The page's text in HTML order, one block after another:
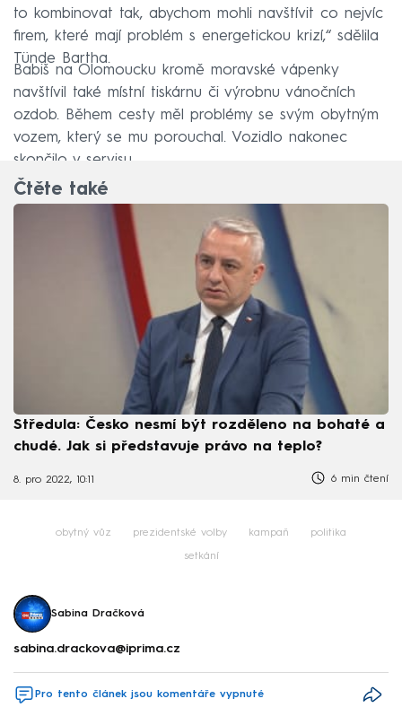
to kombinovat tak, abychom mohli navštívit co nejvíc
firem, které mají problém s energetickou krizí,“ sdělila
Tünde Bartha.
Babiš na Olomoucku kromě moravské vápenky
navštívil také místní tiskárnu či výrobnu vánočních
ozdob. Během cesty měl problémy se svým obytným
vozem, který se mu porouchal. Vozidlo nakonec
skončilo v servisu.
Čtěte také
Středula: Česko nesmí být rozděleno na bohaté a
chudé. Jak si představuje právo na teplo?
8. pro 2022, 10:11 6 min čtení
obytný vůz prezidentské volby kampaň politika
setkání
Sabina Dračková
sabina.drackova@iprima.cz
Pro tento článek jsou komentáře vypnuté